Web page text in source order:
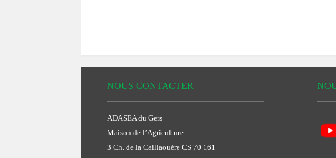
NOUS CONTACTER
ADASEA du Gers
Maison de l’Agriculture
3 Ch. de la Caillaouère CS 70 161